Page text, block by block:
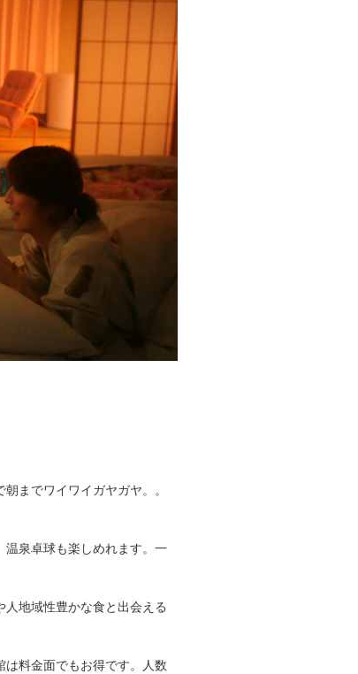
までワイワイガヤガヤ。。
温泉卓球も楽しめれます。一
地域性豊かな食と出会える
料金面でもお得です。人数